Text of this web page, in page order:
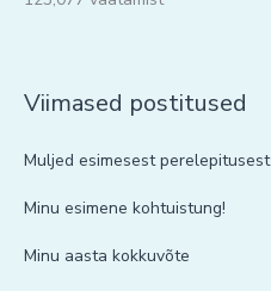
Viimased postitused
Muljed esimesest perelepitusest
Minu esimene kohtuistung!
Minu aasta kokkuvõte